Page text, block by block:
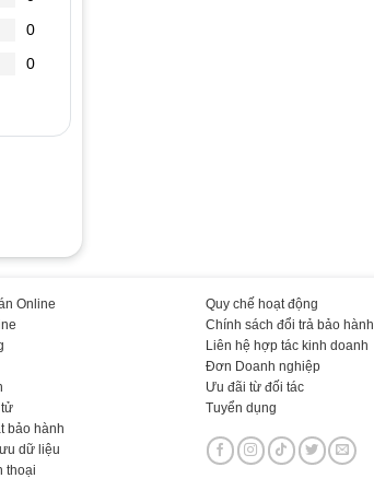
chậm.
của
0
0
Online
bảo hành
dữ liệu
thoại
Quy chế hoạt động
Chính sách đổi trả bảo hành
Liên hệ hợp tác kinh doanh
Đơn Doanh nghiệp
Ưu đãi từ đối tác
Tuyển dụng